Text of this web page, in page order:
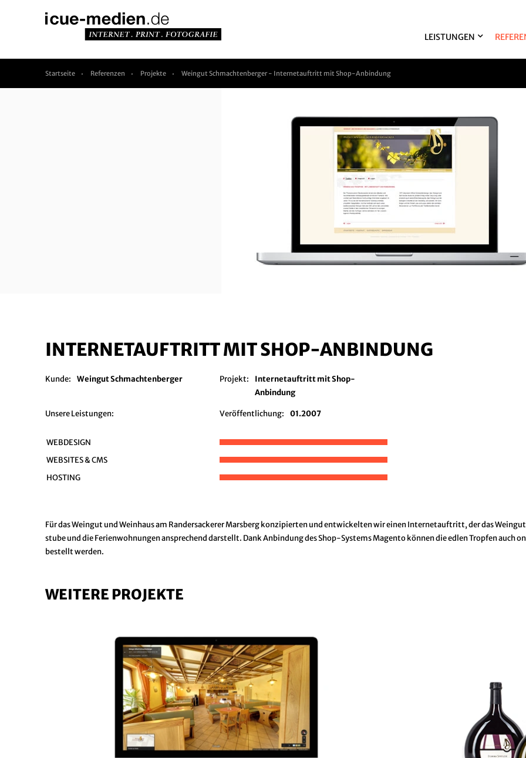
LEISTUNGEN
Startseite Referenzen Projekte Weingut Schmachtenberger - Internetauftritt mit Shop-Anbindung
INTERNETAUFTRITT MIT SHOP-ANBINDUNG
Kunde: Weingut Schmachtenberger Projekt:
Internetauftritt mit Shop-
Anbindung
Veröffentlichung: 01.2007
Unsere Leistungen:
WEBDESIGN
WEBSITES & CMS
HOSTING
Für das Weingut und Weinhaus am Randersackerer Marsberg konzipierten und entwickelten wir einen Internetauftritt, der das
stube und die Ferienwohnungen ansprechend darstellt. Dank Anbindung des Shop-Systems Magento können die edlen Tropfen auch
bestellt werden.
WEITERE PROJEKTE